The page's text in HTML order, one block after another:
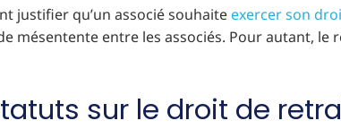
justifier qu’un associé souhaite exercer son
mésentente entre les associés. Pour autant,
sur le droit de